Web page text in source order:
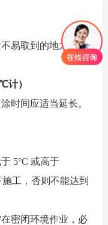
易取到的地方。
计）
时间应适当延长。
5°C 或高于
工，否则不能达到
密闭环境作业，必